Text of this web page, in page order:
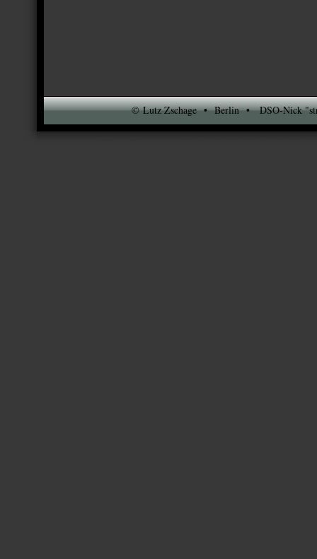
© Lutz Zschage • Berlin • DSO-Nick